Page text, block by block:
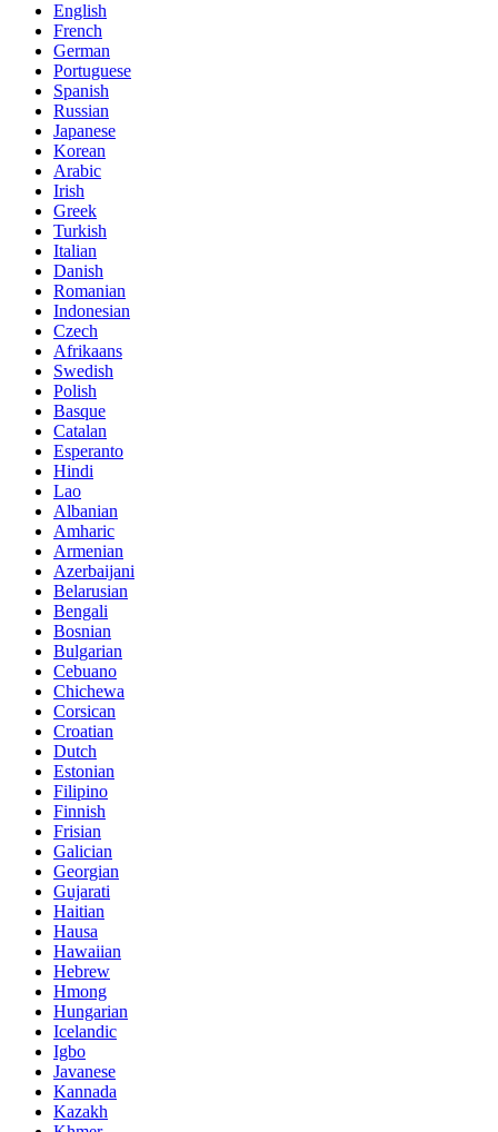
English
French
German
Portuguese
Spanish
Russian
Japanese
Korean
Arabic
Irish
Greek
Turkish
Italian
Danish
Romanian
Indonesian
Czech
Afrikaans
Swedish
Polish
Basque
Catalan
Esperanto
Hindi
Lao
Albanian
Amharic
Armenian
Azerbaijani
Belarusian
Bengali
Bosnian
Bulgarian
Cebuano
Chichewa
Corsican
Croatian
Dutch
Estonian
Filipino
Finnish
Frisian
Galician
Georgian
Gujarati
Haitian
Hausa
Hawaiian
Hebrew
Hmong
Hungarian
Icelandic
Igbo
Javanese
Kannada
Kazakh